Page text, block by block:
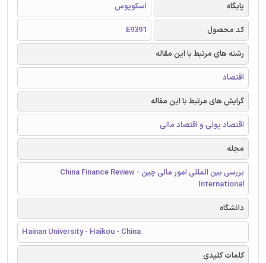
پایگاه
اسکوپوس
کد محصول
E9391
رشته های مرتبط با این مقاله
اقتصاد
گرایش های مرتبط با این مقاله
اقتصاد پولی و اقتصاد مالی
مجله
بررسی بین المللی امور مالی چین - China Finance Review
International
دانشگاه
Hainan University - Haikou - China
کلمات کلیدی